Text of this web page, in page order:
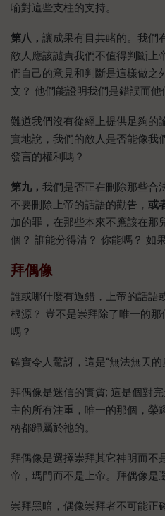
喻對這些支柱的支持。
第八， 讓成果有目共睹的。我們
敵人應該譴責我們不值得判斷上
們自己的意見和判斷是這樣做之
文？ 他們能證明我們是錯誤而他
難道我們沒有從經上提供足夠的
實地說，我們的敵人是否能像我
發言的權利嗎？
第九， 我們是否正在刪除那些合
不要刪除上帝的話語的勸告， 或
加的罪，在那些本來不應該在那
個？ 誰能分得清？ 你能嗎？ 如
拜偶像
誰或哪什麼有過錯，上帝的話語
根源？ 豈不是崇拜除了唯一的
嗎？
確實令人驚訝，這是“無法無天的
拜偶像是迷信的實質; 這是個對
主的所有注重，唯一的那個，榮
柄都歸屬於祂的。
拜偶像是選擇崇拜其它神明而不
帝，瑪門而不是上帝。拜偶像是
崇拜黑暗，偶像崇拜者不可能正